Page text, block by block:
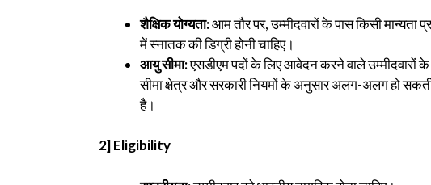
शैक्षिक योग्यता:आम तौर पर, उम्मीदवारों के पास किसी मान्यता
में स्नातक की डिग्री होनी चाहिए।
आयु सीमा:एसडीएम पदों के लिए आवेदन करने वाले उम्मीदवारों
सीमा क्षेत्र और सरकारी नियमों के अनुसार अलग-अलग हो
है।
2]Eligibility